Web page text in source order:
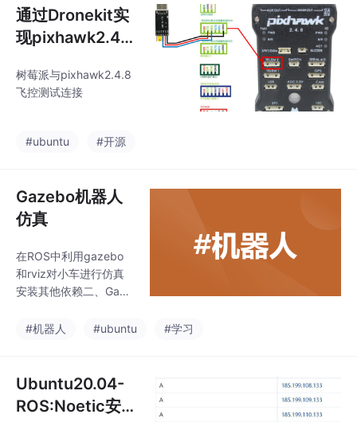
下。
格式：输入在一行中给一个正整数N（≤1000）。输出格式：在一
行中输出当选猴王的编号。输入样例：
通过Dronekit实
现pixhawk2.4.
信
树莓派与pixhawk2.4.8
飞控测试连接
#ubuntu #开源
Gazebo机器人
仿真
在ROS中利用gazebo
和rviz对小车进行仿真
安装其他依赖二、Gaze
获取gazebo模型库：自
File -> Save -> 保存路
径保存环境模型：File -
> Save World As -> 保
#机器人 #ubuntu #学习
Ubuntu20.04-
ROS:Noetic安